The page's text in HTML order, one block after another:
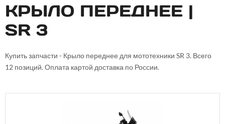
КРЫЛО ПЕРЕДНЕЕ |
SR 3
Купить запчасти - Крыло переднее для мототехники SR 3. Всего
12 позиций. Оплата картой доставка по России.